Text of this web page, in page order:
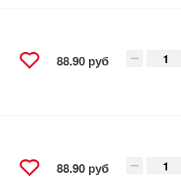
88.90 руб
88.90 руб